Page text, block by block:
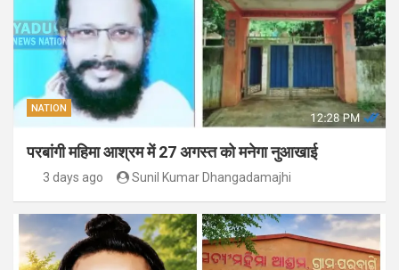
NATION
परबांगी महिमा आश्रम में 27 अगस्त को मनेगा नुआखाई
3 days ago Sunil Kumar Dhangadamajhi